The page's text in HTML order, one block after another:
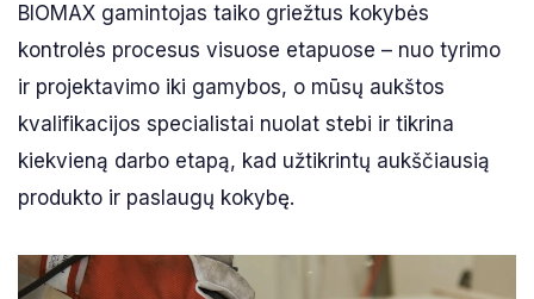
BIOMAX gamintojas taiko griežtus kokybės
kontrolės procesus visuose etapuose – nuo tyrimo
ir projektavimo iki gamybos, o mūsų aukštos
kvalifikacijos specialistai nuolat stebi ir tikrina
kiekvieną darbo etapą, kad užtikrintų aukščiausią
produkto ir paslaugų kokybę.